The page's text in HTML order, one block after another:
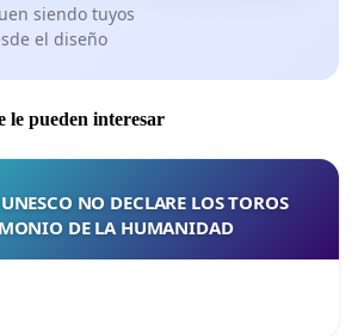
siendo tuyos
el diseño
le pueden interesar
NO DECLARE LOS TOROS
DE LA HUMANIDAD